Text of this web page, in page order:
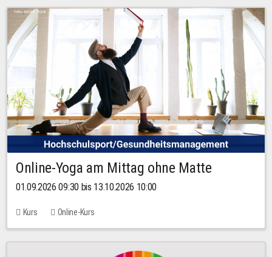
Online-Yoga am Mittag ohne Matte
01.09.2026 09:30 bis 13.10.2026 10:00
Kurs Online-Kurs